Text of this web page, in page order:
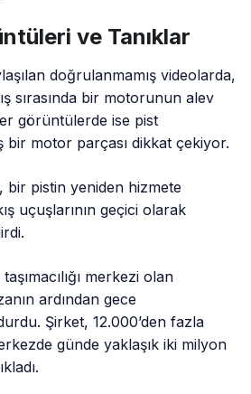
ve Tanıklar
doğrulanmamış videolarda,
sırasında bir motorunun alev
görüntülerde ise pist
bir motor parçası dikkat çekiyor.
bir pistin yeniden hizmete
uçuşlarının geçici olarak
merkezi olan
ardından gece
Şirket, 12.000’den fazla
günde yaklaşık iki milyon